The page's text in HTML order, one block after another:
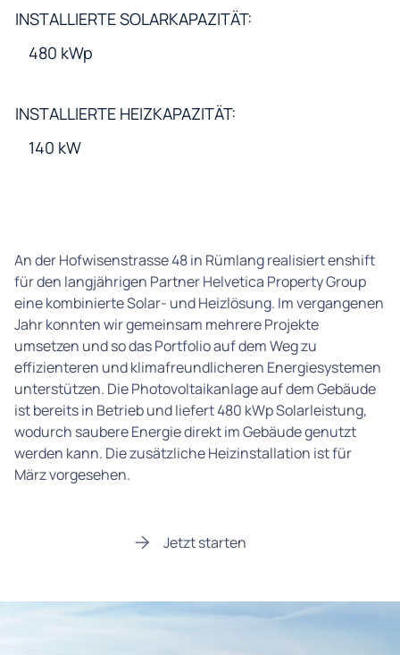
INSTALLIERTE SOLARKAPAZITÄT:
480 kWp
INSTALLIERTE HEIZKAPAZITÄT:
140 kW
An der Hofwisenstrasse 48 in Rümlang realisiert enshift
für den langjährigen Partner Helvetica Property Group
eine kombinierte Solar- und Heizlösung. Im vergangenen
Jahr konnten wir gemeinsam mehrere Projekte
umsetzen und so das Portfolio auf dem Weg zu
effizienteren und klimafreundlicheren Energiesystemen
unterstützen. Die Photovoltaikanlage auf dem Gebäude
ist bereits in Betrieb und liefert 480 kWp Solarleistung,
wodurch saubere Energie direkt im Gebäude genutzt
werden kann. Die zusätzliche Heizinstallation ist für
März vorgesehen.
Jetzt starten